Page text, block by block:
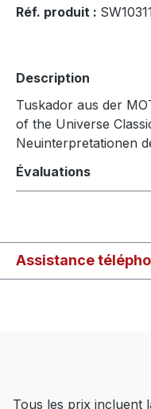
Réf. produit :
Description
Tuskador aus der
of the Universe
Neuinterpretationen
Évaluations
Assistance
Tous les prix incluent